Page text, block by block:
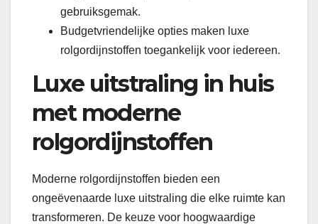
gebruiksgemak.
Budgetvriendelijke opties maken luxe
rolgordijnstoffen toegankelijk voor iedereen.
Luxe uitstraling in huis
met moderne
rolgordijnstoffen
Moderne rolgordijnstoffen bieden een
ongeëvenaarde luxe uitstraling die elke ruimte kan
transformeren. De keuze voor hoogwaardige